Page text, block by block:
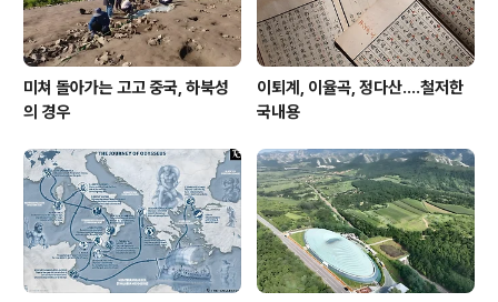
미쳐 돌아가는 고고 중국, 하북성
의 경우
이퇴계, 이율곡, 정다산....철저한
국내용